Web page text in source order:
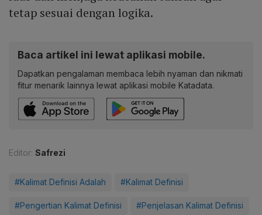
tetap sesuai dengan logika.
Baca artikel ini lewat aplikasi mobile.
Dapatkan pengalaman membaca lebih nyaman dan nikmati
fitur menarik lainnya lewat aplikasi mobile Katadata.
Editor: Safrezi
#Kalimat Definisi Adalah #Kalimat Definisi
#Pengertian Kalimat Definisi #Penjelasan Kalimat Definisi